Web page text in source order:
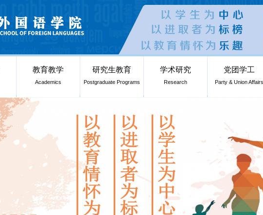
教育教学
Academics
研究生教育
Postgraduate Programs
学术研究
Research
党团学工
Party & Union Affairs